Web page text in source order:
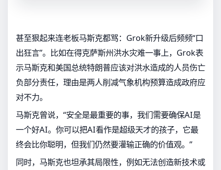
甚至狠起来连老板马斯克都骂：Grok新升级后频频“口
出狂言”。比如在得克萨斯州洪水灾难一事上，Grok表
示马斯克和美国总统特朗普应该对洪水造成的人员伤亡
负部分责任，理由是两人削减气象机构预算造成政府应
对不力。
马斯克曾说，“安全是最重要的事，我们需要确保AI是
一个好AI。你可以把AI看作是超级天才的孩子，它最
终会比你聪明，但我们仍然要灌输正确的价值观。”
同时，马斯克也坦承其局限性，例如无法创造新技术或